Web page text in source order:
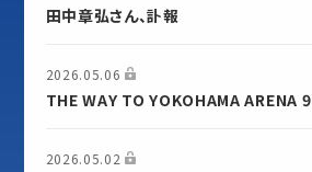
田中章弘さん、訃報
2026.05.06
THE WAY TO YOKOHAMA ARENA 9
2026.05.02